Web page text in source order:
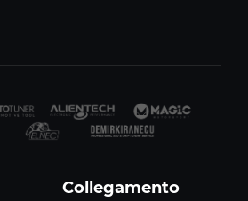
Collegamento